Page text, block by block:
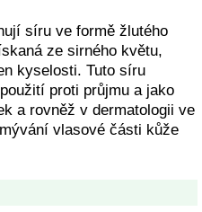
síru ve formě žlutého
ze sirného květu,
kyselosti. Tuto síru
proti průjmu a jako
a rovněž v dermatologii ve
vlasové části kůže